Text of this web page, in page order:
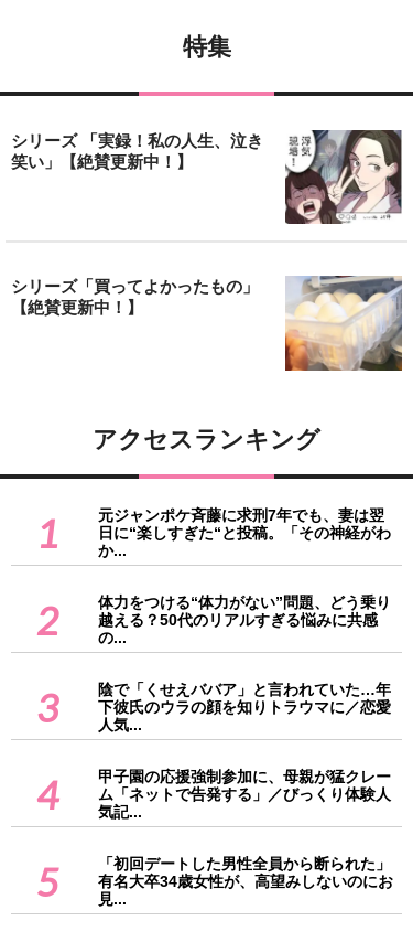
特集
シリーズ 「実録！私の人生、泣き
笑い」【絶賛更新中！】
シリーズ「買ってよかったもの」
【絶賛更新中！】
アクセスランキング
1
元ジャンポケ斉藤に求刑7年でも、妻は翌
日に“楽しすぎた“と投稿。「その神経がわ
か...
2
体力をつける“体力がない”問題、どう乗り
越える？50代のリアルすぎる悩みに共感
の...
3
陰で「くせえババア」と言われていた…年
下彼氏のウラの顔を知りトラウマに／恋愛
人気...
4
甲子園の応援強制参加に、母親が猛クレー
ム「ネットで告発する」／びっくり体験人
気記...
5
「初回デートした男性全員から断られた」
有名大卒34歳女性が、高望みしないのにお
見...